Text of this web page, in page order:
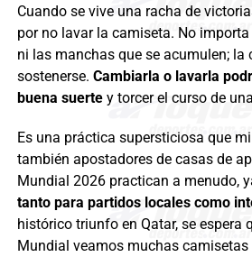
Cuando se vive una racha de
por no lavar la camiseta. No
ni las manchas que se acumulen; la
sostenerse. Cambiarla o lavarla
buena suertey torcer el curso de
Es una práctica supersticiosa que
también apostadores de casas de
Mundial 2026 practican a menudo,
tanto para partidos locales como
histórico triunfo en Qatar, se espera
Mundial veamos muchas camisetas